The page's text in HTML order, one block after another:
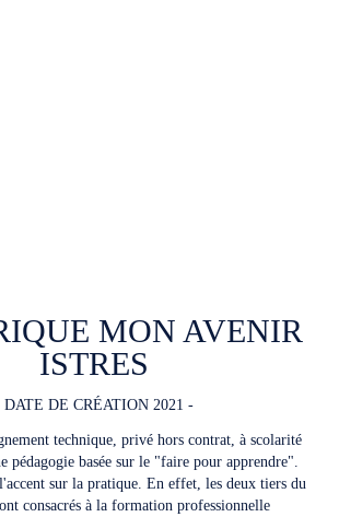
MON AVENIR
ISTRES
DATE DE CRÉATION 2021 -
technique, privé hors contrat, à scolarité
pédagogie basée sur le "faire pour apprendre".
sur la pratique. En effet, les deux tiers du
consacrés à la formation professionnelle